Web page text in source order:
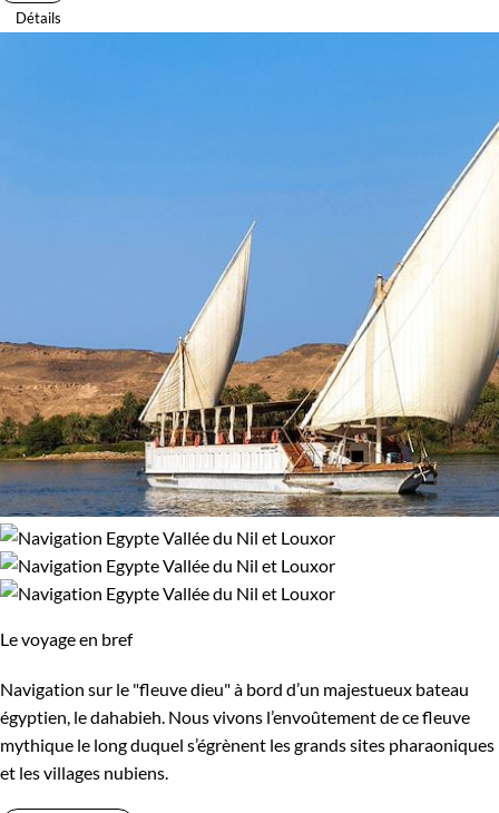
Détails
Le voyage en bref
Navigation sur le "fleuve dieu" à bord d’un majestueux bateau
égyptien, le dahabieh. Nous vivons l’envoûtement de ce fleuve
mythique le long duquel s’égrènent les grands sites pharaoniques
et les villages nubiens.